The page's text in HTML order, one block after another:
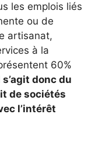
les emplois liés
ou de
artisanat,
à la
60%
s’agit donc du
de sociétés
l’intérêt